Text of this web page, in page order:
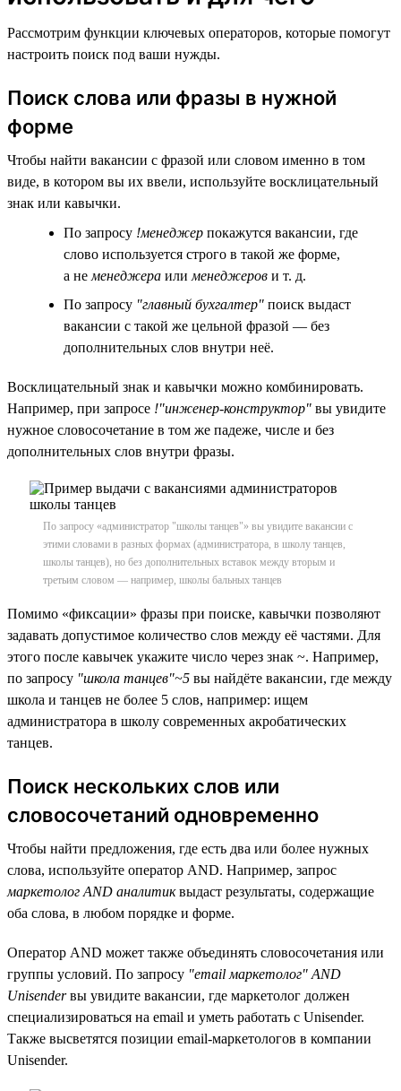
Рассмотрим функции ключевых операторов, которые помогут
настроить поиск под ваши нужды.
Поиск слова или фразы в нужной
форме
Чтобы найти вакансии с фразой или словом именно в том
виде, в котором вы их ввели, используйте восклицательный
знак или кавычки.
По запросу !менеджер покажутся вакансии, где
слово используется строго в такой же форме,
а не менеджера или менеджеров и т. д.
По запросу "главный бухгалтер" поиск выдаст
вакансии с такой же цельной фразой — без
дополнительных слов внутри неё.
Восклицательный знак и кавычки можно комбинировать.
Например, при запросе !"инженер-конструктор" вы увидите
нужное словосочетание в том же падеже, числе и без
дополнительных слов внутри фразы.
По запросу «администратор "школы танцев"» вы увидите вакансии с
этими словами в разных формах (администратора, в школу танцев,
школы танцев), но без дополнительных вставок между вторым и
третьим словом — например, школы бальных танцев
Помимо «фиксации» фразы при поиске, кавычки позволяют
задавать допустимое количество слов между её частями. Для
этого после кавычек укажите число через знак ~. Например,
по запросу "школа танцев"~5 вы найдёте вакансии, где между
школа и танцев не более 5 слов, например: ищем
администратора в школу современных акробатических
танцев.
Поиск нескольких слов или
словосочетаний одновременно
Чтобы найти предложения, где есть два или более нужных
слова, используйте оператор AND. Например, запрос
маркетолог AND аналитиквыдаст результаты, содержащие
оба слова, в любом порядке и форме.
Оператор AND может также объединять словосочетания или
группы условий. По запросу "email маркетолог" AND
Unisenderвы увидите вакансии, где маркетолог должен
специализироваться на email и уметь работать с Unisender.
Также высветятся позиции email-маркетологов в компании
Unisender.